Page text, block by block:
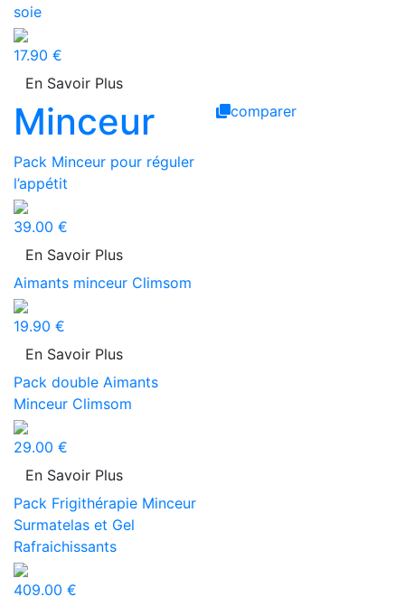
soie
17.90 €
En Savoir Plus
Minceur comparer
Pack Minceur pour réguler
l’appétit
39.00 €
En Savoir Plus
Aimants minceur Climsom
19.90 €
En Savoir Plus
Pack double Aimants
Minceur Climsom
29.00 €
En Savoir Plus
Pack Frigithérapie Minceur
Surmatelas et Gel
Rafraichissants
409.00 €